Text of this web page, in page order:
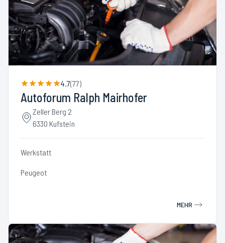
4.7(77)
Autoforum Ralph Mairhofer
Zeller Berg 2
6330 Kufstein
Werkstatt
Peugeot
MEHR